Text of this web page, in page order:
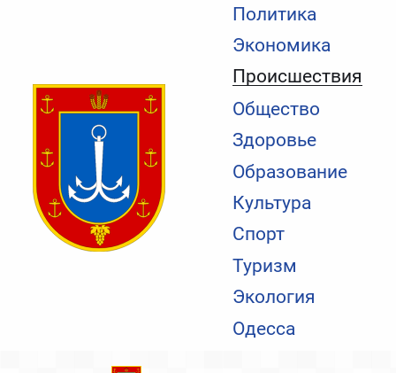
Политика
Экономика
Происшествия
Общество
Здоровье
Образование
Культура
Спорт
Туризм
Экология
Одесса